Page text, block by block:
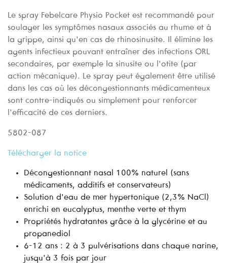
Le spray Febelcare Physio Pocket est recommandé pour
soulager les symptômes nasaux associés au rhume et à
la grippe, ainsi qu'en cas de rhinosinusite. Il élimine les
agents infectieux pouvant entraîner des infections ORL
secondaires, par exemple la sinusite ou l'otite (par
action mécanique). Le spray peut également être utilisé
dans les cas où les décongestionnants médicamenteux
sont contre-indiqués ou simplement pour renforcer
l'efficacité de ces derniers.
5802-087
Télécharger la notice
Décongestionnant nasal 100% naturel (sans
médicaments, additifs et conservateurs)
Solution d'eau de mer hypertonique (2,3% NaCl)
enrichi en eucalyptus, menthe verte et thym
Propriétés hydratantes grâce à la glycérine et au
propanediol
6-12 ans : 2 à 3 pulvérisations dans chaque narine,
jusqu'à 3 fois par jour